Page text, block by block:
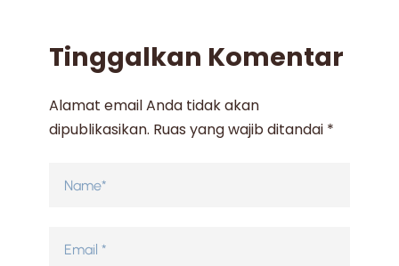
Tinggalkan Komentar
Alamat email Anda tidak akan
dipublikasikan. Ruas yang wajib ditandai *